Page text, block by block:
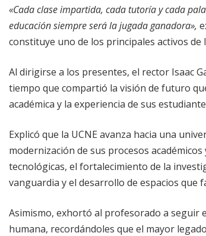
«Cada clase impartida, cada tutoría y cada
educación siempre será la jugada ganadora»,
constituye uno de los principales activos de
Al dirigirse a los presentes, el rector Isaac
tiempo que compartió la visión de futuro
académica y la experiencia de sus
Explicó que la UCNE avanza hacia una
modernización de sus procesos
tecnológicas, el fortalecimiento de la
vanguardia y el desarrollo de espacios que
Asimismo, exhortó al profesorado a seguir
humana, recordándoles que el mayor